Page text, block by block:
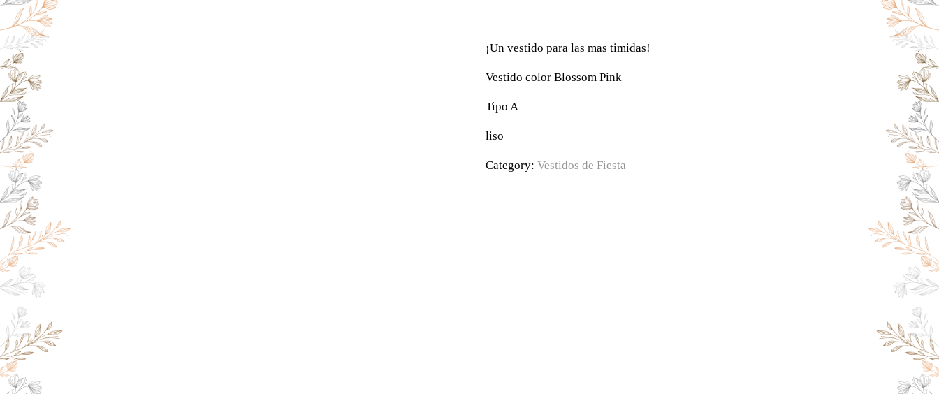
¡Un vestido para las mas timidas!
Vestido color Blossom Pink
Tipo A
liso
Category: Vestidos de Fiesta